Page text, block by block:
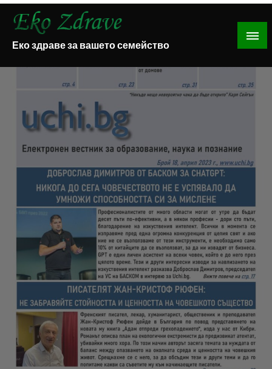
Skip
Еко здраве за вашето семейство